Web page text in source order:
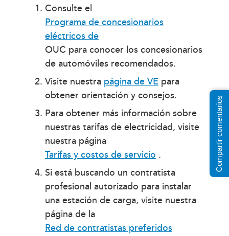
Consulte el
Programa de concesionarios
eléctricos de
OUC para conocer los concesionarios
de automóviles recomendados.
Visite nuestra página de VE para
obtener orientación y consejos.
Para obtener más información sobre
nuestras tarifas de electricidad, visite
nuestra página
Tarifas y costos de servicio .
Si está buscando un contratista
profesional autorizado para instalar
una estación de carga, visite nuestra
página de la
Red de contratistas preferidos
Compartir comentarios